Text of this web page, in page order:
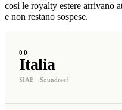
così le royalty estere arrivano
e non restano sospese.
00
Italia
SIAE · Soundreef